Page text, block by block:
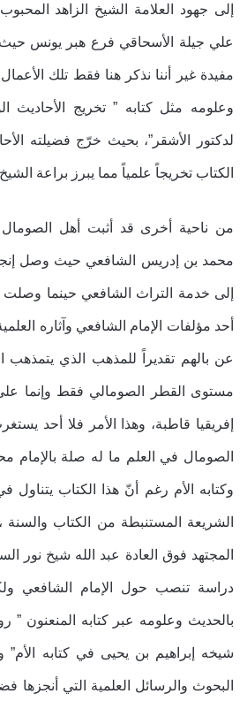
إلى جهود العلامة الشيخ الزاهد
علي جيلة الأسحاقي فرع هبر يونس
مفيدة غير أننا نذكر هنا فقط تلك
وعلومه مثل كتابه ” تخريج الأحاديث
لدكتور الأشقر”، بحيث خرّج فضيلته
الكتاب تخريجاً علمياً مما يبرز براعة
من ناحية أخرى قد أثبت أهل الصومال
محمد بن إدريس الشافعي حيث وصل
إلى خدمة التراث الشافعي حينما وصلت
أحد مؤلفات الإمام الشافعي وآثاره
عن بالهم تقديراً للمذهب الذي
مستوى القطر الصومالي فقط وإنما
إفريقيا قاطبة، وهذا الأمر فلا أحد
الصومال في العلم ما له صلة بالإمام
وكتابه الأم رغم أنّ هذا الكتاب يتناول
الشريعة المستنبطة من الكتاب
المجتهد فوق العادة عبد الله شيخ نور
دراسة تنصب حول الإمام الشافعي
بالحديث وعلومه عبر كتابه المنعنون ”
شيخه إبراهيم بن يحيى في كتابه الأم”
البحوث والرسائل العلمية التي أنجزها